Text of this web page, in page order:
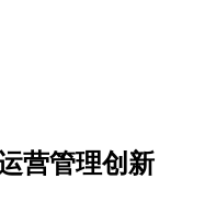
营管理创新